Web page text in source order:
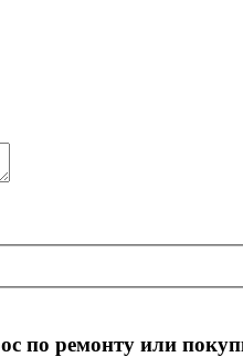
по ремонту или